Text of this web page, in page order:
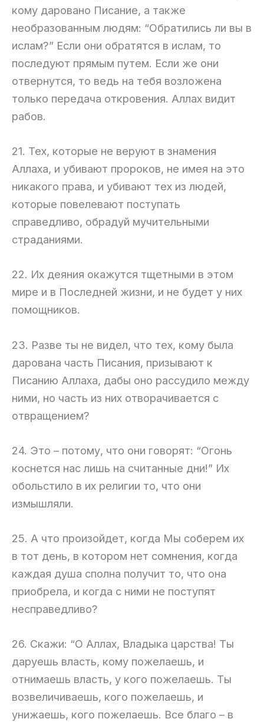
кому даровано Писание, а также
необразованным людям: “Обратились ли вы в
ислам?” Если они обратятся в ислам, то
последуют прямым путем. Если же они
отвернутся, то ведь на тебя возложена
только передача откровения. Аллах видит
рабов.
21. Тех, которые не веруют в знамения
Аллаха, и убивают пророков, не имея на это
никакого права, и убивают тех из людей,
которые повелевают поступать
справедливо, обрадуй мучительными
страданиями.
22. Их деяния окажутся тщетными в этом
мире и в Последней жизни, и не будет у них
помощников.
23. Разве ты не видел, что тех, кому была
дарована часть Писания, призывают к
Писанию Аллаха, дабы оно рассудило между
ними, но часть из них отворачивается с
отвращением?
24. Это – потому, что они говорят: “Огонь
коснется нас лишь на считанные дни!” Их
обольстило в их религии то, что они
измышляли.
25. А что произойдет, когда Мы соберем их
в тот день, в котором нет сомнения, когда
каждая душа сполна получит то, что она
приобрела, и когда с ними не поступят
несправедливо?
26. Скажи: “О Аллах, Владыка царства! Ты
даруешь власть, кому пожелаешь, и
отнимаешь власть, у кого пожелаешь. Ты
возвеличиваешь, кого пожелаешь, и
унижаешь, кого пожелаешь. Все благо – в